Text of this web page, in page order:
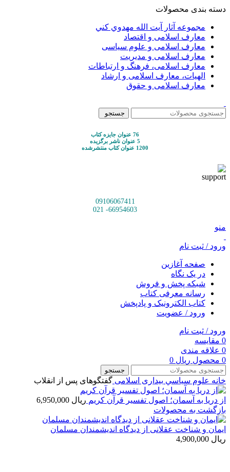
دسته بندی محصولات
مجموعه آثار آيت الله مهدوي كني
معارف اسلامی و اقتصاد
معارف اسلامی و علوم سیاسی
معارف اسلامی و مدیریت
معارف اسلامی، فرهنگ و ارتباطات
الهیات، معارف اسلامی و ارشاد
معارف اسلامی و حقوق
جستجو
76 عنوان جایزه کتاب
5 عنوان ناشر برگزیده
1200 عنوان کتاب منتشرشده
09106067411
66954603- 021
منو
ورود / ثبت نام
صفحه آغازین
در یک نگاه
شبکه پخش و فروش
رسانه معرفی کتاب
کتاب الکترونیک و پادپخش
ورود / عضویت
ورود / ثبت نام
0 مقایسه
0 علاقه مندی
0 محصول ریال
جستجو
خانه علوم سياسي بیداری اسلامی گفتگوهای پس از انقلاب
از دریا به آسمان؛ اصول تفسیر قرآن کریم ریال
بازگشت به محصولات
ایمان و شناخت عقلانی از دیدگاه اندیشمندان مسلمان
ریال